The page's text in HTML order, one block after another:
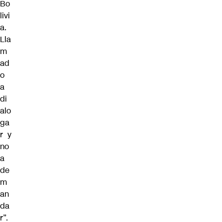
Bo
livi
a.
Lla
m
ad
o
a
di
alo
ga
r y
no
a
de
m
an
da
r”.